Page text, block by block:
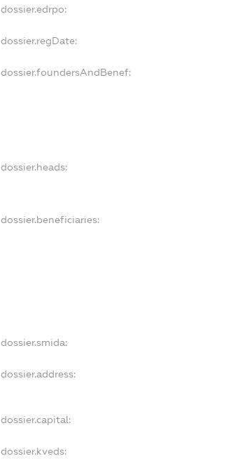
dossier.edrpo:
dossier.regDate:
dossier.foundersAndBenef:
dossier.heads:
dossier.beneficiaries:
dossier.smida:
dossier.address:
dossier.capital:
dossier.kveds: